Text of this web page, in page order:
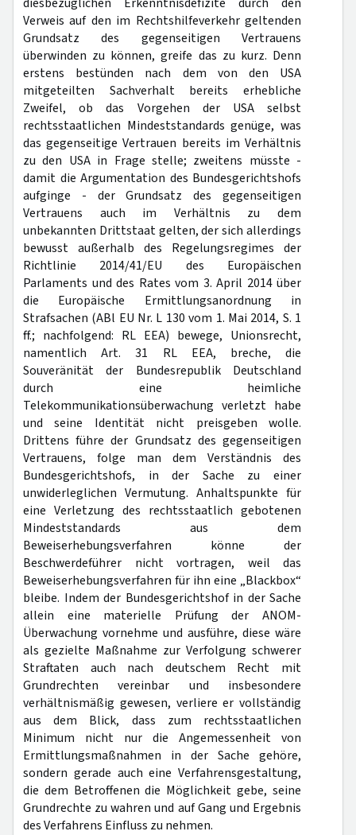
Verweis auf den im Rechtshilfeverkehr geltenden
Grundsatz des gegenseitigen Vertrauens
überwinden zu können, greife das zu kurz. Denn
erstens bestünden nach dem von den USA
mitgeteilten Sachverhalt bereits erhebliche
Zweifel, ob das Vorgehen der USA selbst
rechtsstaatlichen Mindeststandards genüge, was
das gegenseitige Vertrauen bereits im Verhältnis
zu den USA in Frage stelle; zweitens müsste -
damit die Argumentation des Bundesgerichtshofs
aufginge - der Grundsatz des gegenseitigen
Vertrauens auch im Verhältnis zu dem
unbekannten Drittstaat gelten, der sich allerdings
bewusst außerhalb des Regelungsregimes der
Richtlinie 2014/41/EU des Europäischen
Parlaments und des Rates vom 3. April 2014 über
die Europäische Ermittlungsanordnung in
Strafsachen (ABl EU Nr. L 130 vom 1. Mai 2014, S. 1
ff.; nachfolgend: RL EEA) bewege, Unionsrecht,
namentlich Art. 31 RL EEA, breche, die
Souveränität der Bundesrepublik Deutschland
durch eine heimliche
Telekommunikationsüberwachung verletzt habe
und seine Identität nicht preisgeben wolle.
Drittens führe der Grundsatz des gegenseitigen
Vertrauens, folge man dem Verständnis des
Bundesgerichtshofs, in der Sache zu einer
unwiderleglichen Vermutung. Anhaltspunkte für
eine Verletzung des rechtsstaatlich gebotenen
Mindeststandards aus dem
Beweiserhebungsverfahren könne der
Beschwerdeführer nicht vortragen, weil das
Beweiserhebungsverfahren für ihn eine „Blackbox“
bleibe. Indem der Bundesgerichtshof in der Sache
allein eine materielle Prüfung der ANOM-
Überwachung vornehme und ausführe, diese wäre
als gezielte Maßnahme zur Verfolgung schwerer
Straftaten auch nach deutschem Recht mit
Grundrechten vereinbar und insbesondere
verhältnismäßig gewesen, verliere er vollständig
aus dem Blick, dass zum rechtsstaatlichen
Minimum nicht nur die Angemessenheit von
Ermittlungsmaßnahmen in der Sache gehöre,
sondern gerade auch eine Verfahrensgestaltung,
die dem Betroffenen die Möglichkeit gebe, seine
Grundrechte zu wahren und auf Gang und Ergebnis
des Verfahrens Einfluss zu nehmen.